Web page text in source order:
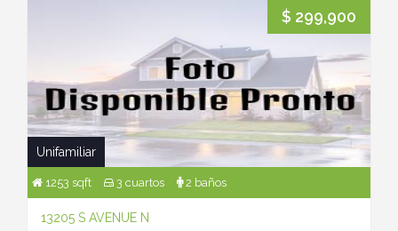
$ 299,900
Unifamiliar
1253 sqft 3 cuartos 2 baños
13205 S AVENUE N